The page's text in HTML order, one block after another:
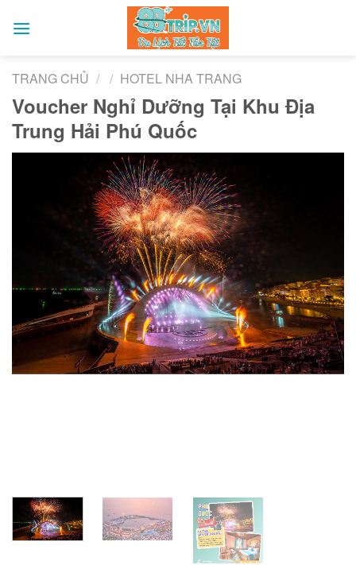
TRANG CHỦ / / HOTEL NHA TRANG
Voucher Nghỉ Dưỡng Tại Khu Địa
Trung Hải Phú Quốc